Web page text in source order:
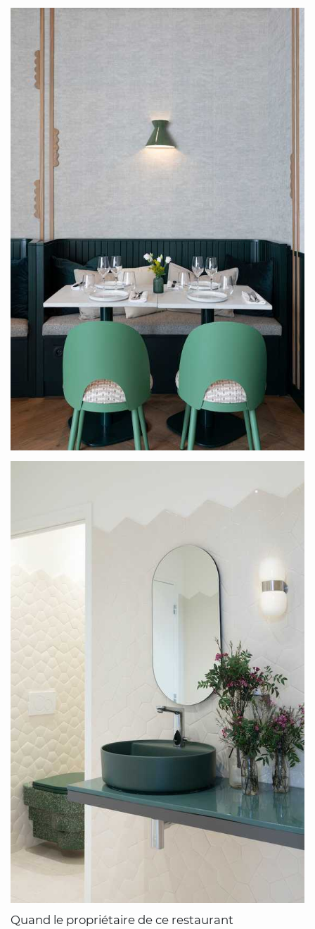
Quand le propriétaire de ce restaurant